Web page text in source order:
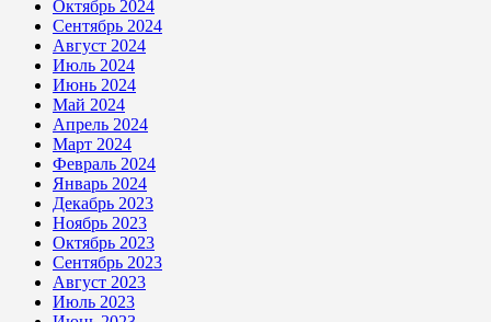
Октябрь 2024
Сентябрь 2024
Август 2024
Июль 2024
Июнь 2024
Май 2024
Апрель 2024
Март 2024
Февраль 2024
Январь 2024
Декабрь 2023
Ноябрь 2023
Октябрь 2023
Сентябрь 2023
Август 2023
Июль 2023